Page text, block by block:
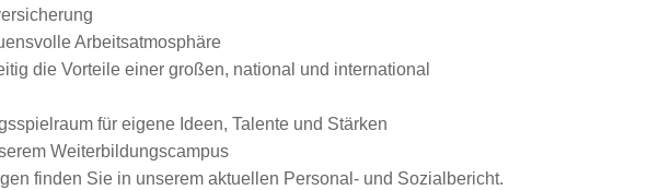
Arbeitsatmosphäre
die Vorteile einer großen, national und international
für eigene Ideen, Talente und Stärken
Weiterbildungscampus
finden Sie in unserem aktuellen Personal- und Sozialbericht.